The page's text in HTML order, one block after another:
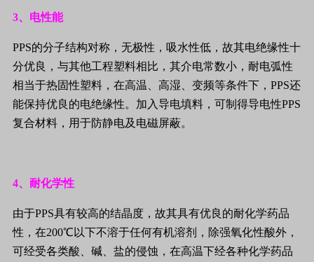
3、电性能
PPS的分子结构对称，无极性，吸水性低，故其电绝缘性十
分优良，与其他工程塑料相比，其介电常数小，耐电弧性
相当于热固性塑料，在高温、高湿、变频等条件下， PPS还
能保持优良的电绝缘性。加入导电填料，可制得导电性PPS
复合材料，用于防静电及电磁屏蔽。
4、耐化学性
由于PPS具有较高的结晶度，故其具有优良的耐化学药品
性，在200℃以下不溶于任何有机溶剂，除强氧化性酸外，
可经受各类酸、碱、盐的侵蚀，在高温下经各种化学药品